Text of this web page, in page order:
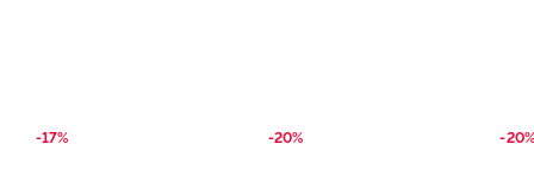
-17% -20% -20%